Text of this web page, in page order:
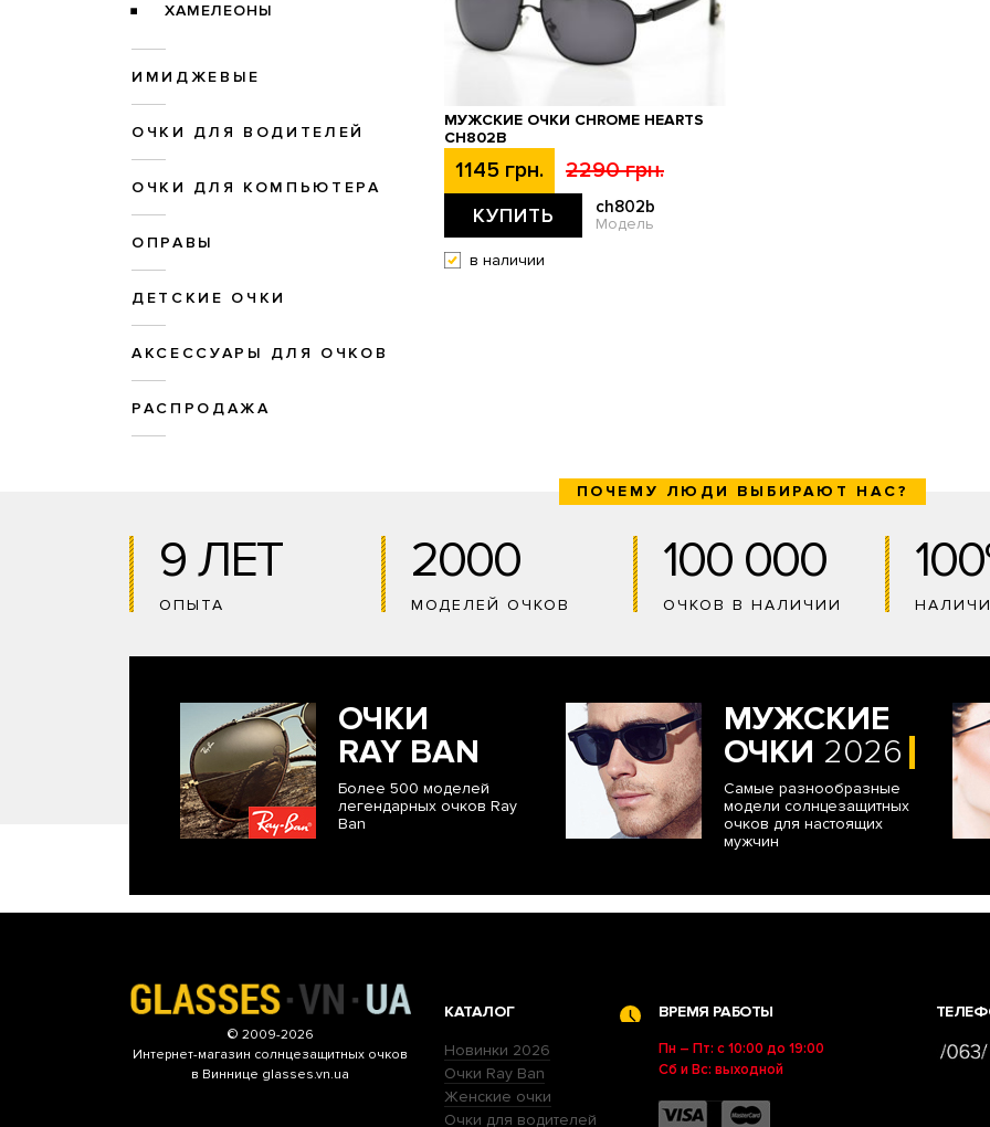
ХАМЕЛЕОНЫ
ИМИДЖЕВЫЕ
ОЧКИ ДЛЯ ВОДИТЕЛЕЙ
ОЧКИ ДЛЯ КОМПЬЮТЕРА
ОПРАВЫ
ДЕТСКИЕ ОЧКИ
АКСЕССУАРЫ ДЛЯ ОЧКОВ
РАСПРОДАЖА
МУЖСКИЕ ОЧКИ CHROME HEARTS
CH802B
1145 грн. 2290 грн.
КУПИТЬ ch802b
Модель
в наличии
ПОЧЕМУ ЛЮДИ ВЫБИРАЮТ НАС?
9 ЛЕТ
ОПЫТА
2000
МОДЕЛЕЙ ОЧКОВ
100 000
ОЧКОВ В НАЛИЧИИ
ОЧКИ
RAY BAN
Более 500 моделей
легендарных очков Ray
Ban
МУЖСКИЕ
ОЧКИ 2026
Самые разнообразные
модели солнцезащитных
очков для настоящих
мужчин
© 2009-2026
Интернет-магазин солнцезащитных очков
в Виннице glasses.vn.ua
КАТАЛОГ
Новинки 2026
Очки Ray Ban
Женские очки
Очки для водителей
ВРЕМЯ РАБОТЫ
Пн – Пт: с 10:00 до 19:00
Сб и Вс: выходной